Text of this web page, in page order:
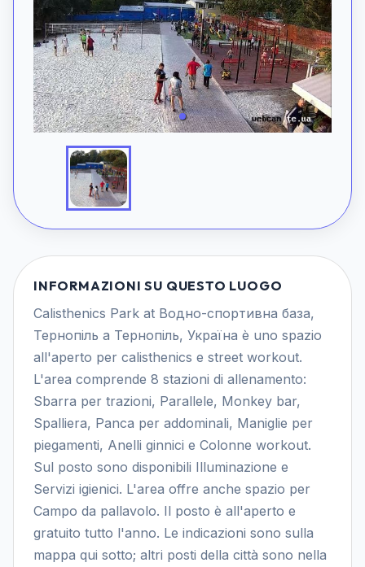
INFORMAZIONI SU QUESTO LUOGO
Calisthenics Park at Водно-спортивна база,
Тернопіль a Тернопіль, Україна è uno spazio
all'aperto per calisthenics e street workout.
L'area comprende 8 stazioni di allenamento:
Sbarra per trazioni, Parallele, Monkey bar,
Spalliera, Panca per addominali, Maniglie per
piegamenti, Anelli ginnici e Colonne workout.
Sul posto sono disponibili Illuminazione e
Servizi igienici. L'area offre anche spazio per
Campo da pallavolo. Il posto è all'aperto e
gratuito tutto l'anno. Le indicazioni sono sulla
mappa qui sotto; altri posti della città sono nella